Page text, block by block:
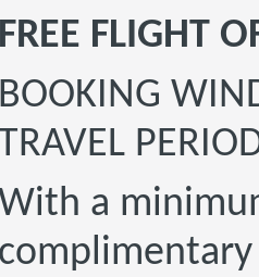
FREE FLIGHT
BOOKING
With a